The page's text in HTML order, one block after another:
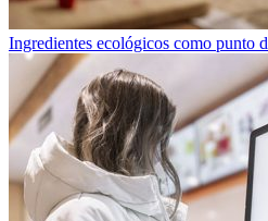
Ingredientes ecológicos como punto